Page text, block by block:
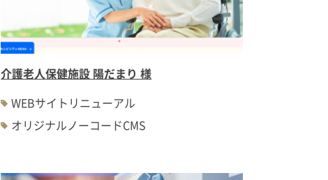
介護老人保健施設 陽だまり 様
WEBサイトリニューアル
オリジナルノーコードCMS